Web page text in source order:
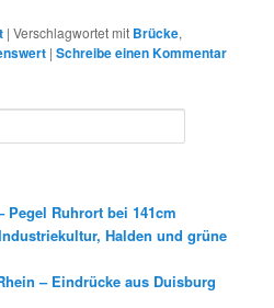
|Verschlagwortet mit Brücke,
|Schreibe einen Kommentar
Pegel Ruhrort bei 141cm
Halden und grüne
– Eindrücke aus Duisburg